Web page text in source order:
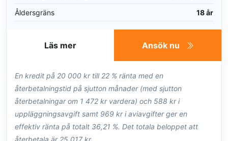
Åldersgräns
18 år
Ansök nu
Läs mer
En kredit på 20 000 kr till 22 % ränta med en
återbetalningstid på sjutton månader (med sjutton
återbetalningar om 1 472 kr vardera) och 588 kr i
uppläggningsavgift samt 969 kr i aviavgifter ger en
effektiv ränta på totalt 36,21 %. Det totala beloppet att
återbetala är 25 017 kr.